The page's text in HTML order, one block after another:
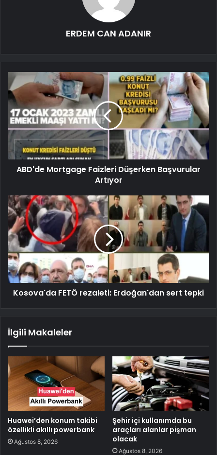
ERDEM CAN ADANIR
ABD'de Mortgage Faizleri Düşerken Başvurular
Artıyor
Kosova'da FETÖ rezaleti: Erdoğan'dan sert tepki
İlgili Makaleler
Huawei’den konum takibi
özellikli akıllı powerbank
Ağustos 8, 2026
Şehir içi kullanımda bu
araçları alanlar pişman
olacak
Ağustos 8, 2026